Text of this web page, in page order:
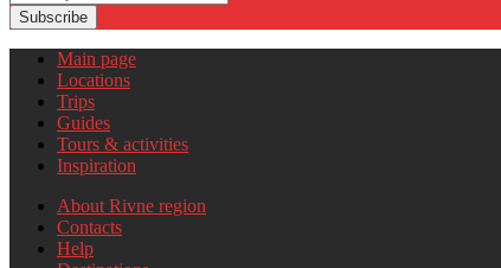
Subscribe
Main page
Locations
Trips
Guides
Tours & activities
Inspiration
About Rivne region
Contacts
Help